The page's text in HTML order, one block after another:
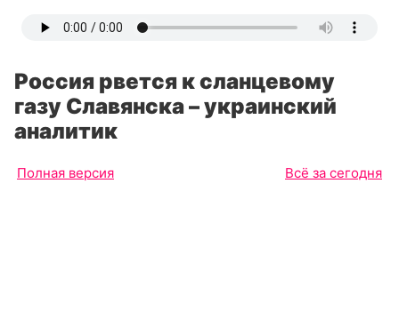
Россия рвется к сланцевому
газу Славянска – украинский
аналитик
Полная версия Всё за сегодня